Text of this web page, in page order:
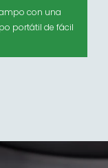
con una
portátil de fácil